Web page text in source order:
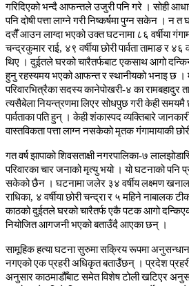
गरिदिएकोभन्दैआफन्तलेउजुरीपनिगरे । सोही
पनिदोषीपत्तालाग्नेगरीनिष्कर्षमापुग्नसकेन । नत
दसैँआउनलाग्दाभएकोउक्तघटनामा ८६ वर्षीया
चन्द्रकुमारराई, ४९ वर्षीयाछोरीपार्वतातामाङर ४६
थिए । दुईतलेघरकोचारैतर्फबाटएकसाथआगो
हुनुरहस्यमयभएकोआफन्तरस्थानीयकोभनाइछ ।
परिवारभित्रैकासदस्यकानेपोखरी-४ कारामबहादुर
त्यसैबेलानियन्त्रणमालिएरसोधपुछगरीकेहीसमयमै
पार्वताकापतिहुन् । केहीशंकास्पदव्यक्तिबारे
वास्तविकतापत्तालाग्ननसकेकोमृतकगंगामायाकी
गतवर्षझापाकोशिवसताक्षीनगरपालिका-७
परिवारकाचारजनाकोमृत्युभयो । योघटनाकोपनि
सकेकोछैन । घटनामाजलेर ३४ वर्षीयलक्ष्मणखनाल
राधिका, ४ वर्षीयाछोरीचन्द्रार ५ महिनेनाबालक
काठकोदुईतलेघरकोचारैतर्फएकैपटकआगो
नियोजितआगजनीभएकोबताउँदैआएकाछन् ।
सामूहिकहत्याघटनासुरुमासक्रियरूपमाअनुसन्धान
नगएकोएकप्रहरीअधिकृतबताउँछन् । प्रदेश
अनुसारकाठमाडौँबाटसमेतविशेषटोलीखटिएर